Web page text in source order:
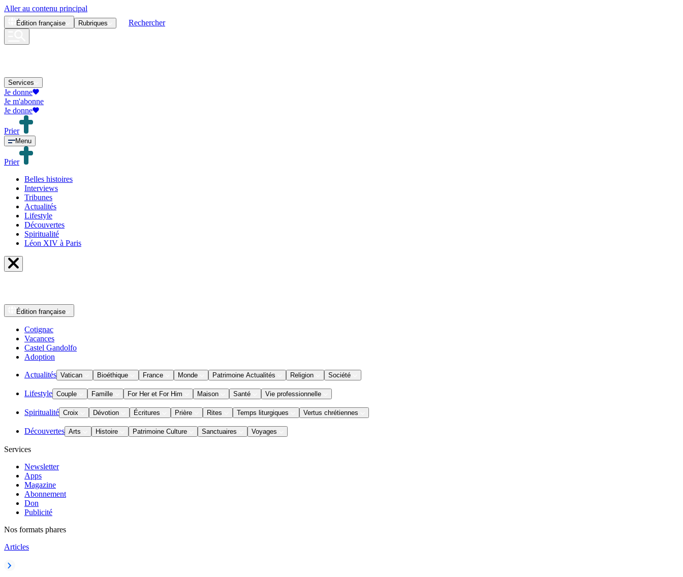
Aller au contenu principal
Édition française Rubriques Rechercher
Services
Je donne
Je m'abonne
Je donne
Prier
Menu
Prier
Belles histoires
Interviews
Tribunes
Actualités
Lifestyle
Découvertes
Spiritualité
Léon XIV à Paris
Édition française
Cotignac
Vacances
Castel Gandolfo
Adoption
Actualités Vatican Bioéthique France Monde Patrimoine Actualités Religion Société
Lifestyle Couple Famille For Her et For Him Maison Santé Vie professionnelle
Spiritualité Croix Dévotion Écritures Prière Rites Temps liturgiques Vertus chrétiennes
Découvertes Arts Histoire Patrimoine Culture Sanctuaires Voyages
Services
Newsletter
Apps
Magazine
Abonnement
Don
Publicité
Nos formats phares
Articles